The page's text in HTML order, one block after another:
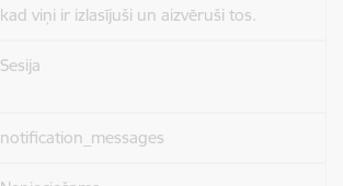
kad viņi ir izlasījuši un aizvēruši tos.
Sesija
notification_messages